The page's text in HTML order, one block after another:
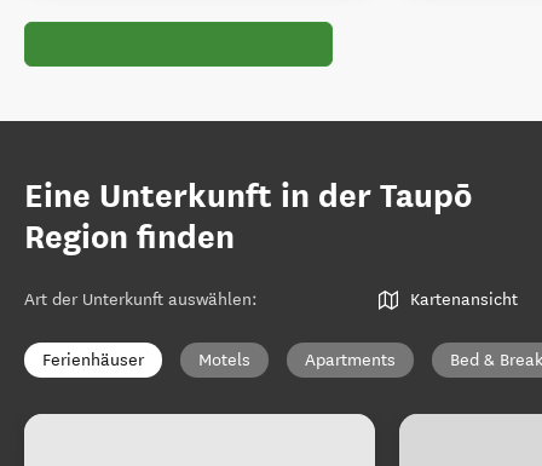
Eine Unterkunft in der Taupō
Region finden
Art der Unterkunft auswählen: Kartenansicht
Ferienhäuser Motels Apartments Bed &